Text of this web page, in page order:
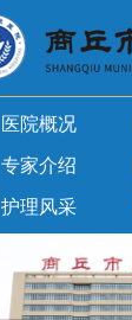
医院概况
专家介绍
护理风采